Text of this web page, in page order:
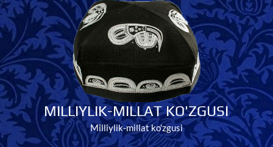
MILLIYLIK-MILLAT KO'ZGUSI
Milliylik-millat ko'zgusi